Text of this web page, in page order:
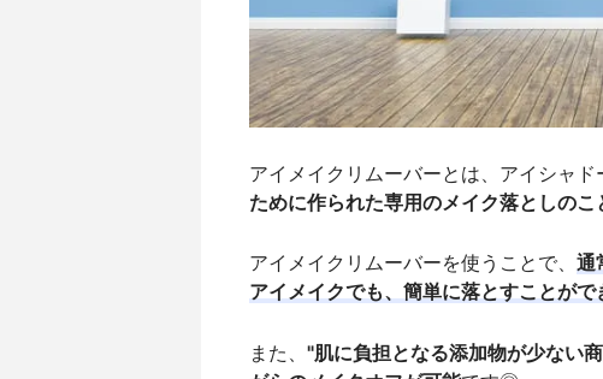
アイメイクリムーバーとは、アイシャド
ために作られた専用のメイク落としのこ
アイメイクリムーバーを使うことで、 通
アイメイクでも、簡単に落とすことがで
また、 "肌に負担となる添加物が少ない